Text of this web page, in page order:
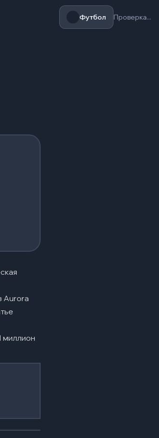
Футбол Проверка...
Aurora
миллион